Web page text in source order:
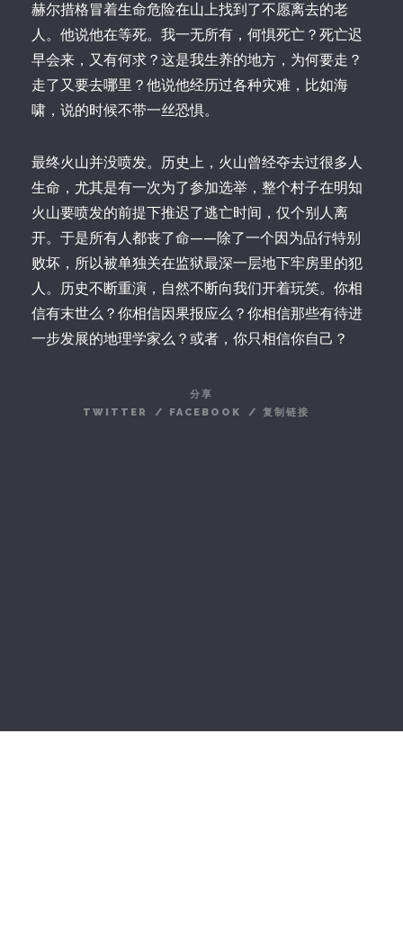
赫尔措格冒着生命危险在山上找到了不愿离去的老
人。他说他在等死。我一无所有，何惧死亡？死亡迟
早会来，又有何求？这是我生养的地方，为何要走？
走了又要去哪里？他说他经历过各种灾难，比如海
啸，说的时候不带一丝恐惧。
最终火山并没喷发。历史上，火山曾经夺去过很多人
生命，尤其是有一次为了参加选举，整个村子在明知
火山要喷发的前提下推迟了逃亡时间，仅个别人离
开。于是所有人都丧了命——除了一个因为品行特别
败坏，所以被单独关在监狱最深一层地下牢房里的犯
人。历史不断重演，自然不断向我们开着玩笑。你相
信有末世么？你相信因果报应么？你相信那些有待进
一步发展的地理学家么？或者，你只相信你自己？
分享
TWITTER
/ FACEBOOK / 复制链接